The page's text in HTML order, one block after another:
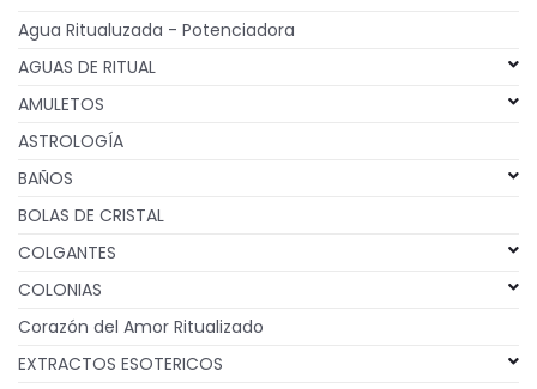
Agua Ritualuzada - Potenciadora
AGUAS DE RITUAL
AMULETOS
ASTROLOGÍA
BAÑOS
BOLAS DE CRISTAL
COLGANTES
COLONIAS
Corazón del Amor Ritualizado
EXTRACTOS ESOTERICOS